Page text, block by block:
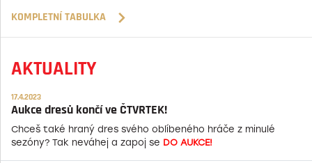
KOMPLETNÍ TABULKA
AKTUALITY
17.4.2023
Aukce dresů končí ve ČTVRTEK!
Chceš také hraný dres svého oblíbeného hráče z minulé
sezóny? Tak neváhej a zapoj se DO AUKCE!